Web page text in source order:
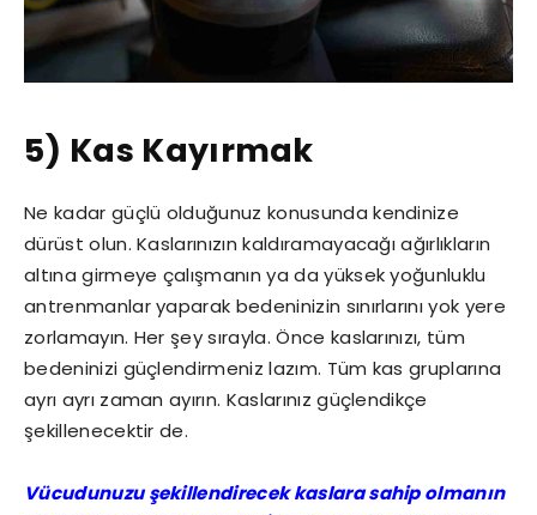
5) Kas Kayırmak
Ne kadar güçlü olduğunuz konusunda kendinize
dürüst olun. Kaslarınızın kaldıramayacağı ağırlıkların
altına girmeye çalışmanın ya da yüksek yoğunluklu
antrenmanlar yaparak bedeninizin sınırlarını yok yere
zorlamayın. Her şey sırayla. Önce kaslarınızı, tüm
bedeninizi güçlendirmeniz lazım. Tüm kas gruplarına
ayrı ayrı zaman ayırın. Kaslarınız güçlendikçe
şekillenecektir de.
Vücudunuzu şekillendirecek kaslara sahip olmanın